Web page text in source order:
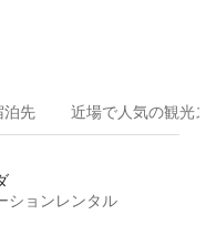
泊⁠先 近場で人気の観光
ションレンタル